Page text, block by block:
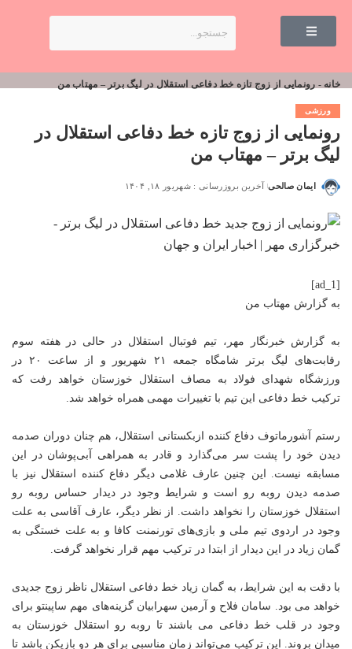
خانه - رونمایی از زوج تازه خط دفاعی استقلال در لیگ برتر – مهتاب من
ورزشی
رونمایی از زوج تازه خط دفاعی استقلال در
لیگ برتر – مهتاب من
ایمان صالحی آخرین بروزرسانی : شهریور ۱۸, ۱۴۰۴
[ad_1]
به گزارش مهتاب من
به گزارش خبرنگار مهر، تیم فوتبال استقلال در حالی در هفته سوم
رقابت‌های لیگ برتر شامگاه جمعه ۲۱ شهریور و از ساعت ۲۰ در
ورزشگاه شهدای فولاد به مصاف استقلال خوزستان خواهد رفت که
ترکیب خط دفاعی این تیم با تغییرات مهمی همراه خواهد شد.
رستم آشورماتوف دفاع کننده ازبکستانی استقلال، هم چنان دوران صدمه
دیدن خود را پشت سر می‌گذارد و قادر به همراهی آبی‌پوشان در این
مسابقه نیست. این چنین عارف غلامی دیگر دفاع کننده استقلال نیز با
صدمه دیدن روبه رو است و شرایط وجود در دیدار حساس روبه رو
استقلال خوزستان را نخواهد داشت. از نظر دیگر، عارف آقاسی به علت
وجود در اردوی تیم ملی و بازی‌های تورنمنت کافا و به علت خستگی به
گمان زیاد در این دیدار از ابتدا در ترکیب مهم قرار نخواهد گرفت.
با دقت به این شرایط، به گمان زیاد خط دفاعی استقلال ناظر زوج جدیدی
خواهد می بود. سامان فلاح و آرمین سهرابیان گزینه‌های مهم ساپینتو برای
وجود در قلب خط دفاعی می باشند تا روبه رو استقلال خوزستان به
میدان بروند. این ترکیب می‌تواند زمان مناسبی برای هر دو بازیکن باشد تا